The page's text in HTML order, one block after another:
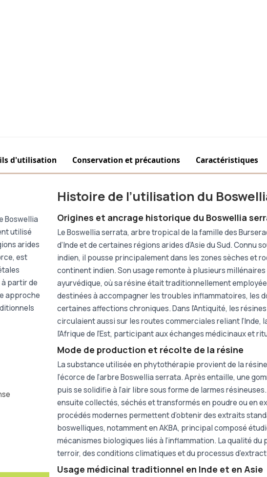
d'utilisation Conservation et précautions Caractéristiques
Boswellia
utilisé
arides
est
partir de
approche
Histoire de l’utilisation du
Origines et ancrage historique du Boswellia
Le Boswellia serrata, arbre tropical de la famille des
d’Inde et de certaines régions arides d’Asie du Sud. Connu
indien, il pousse principalement dans les zones sèches et
continent indien. Son usage remonte à plusieurs
ayurvédique, où sa résine était traditionnellement
destinées à accompagner les troubles inflammatoires, les
certaines affections chroniques. Dans l’Antiquité, les
circulaient aussi sur les routes commerciales reliant l’Inde,
l’Afrique de l’Est, participant aux échanges médicinaux et
Mode de production et récolte de la résine
La substance utilisée en phytothérapie provient de la
l’écorce de l’arbre Boswellia serrata. Après entaille, une
puis se solidifie à l’air libre sous forme de larmes
ensuite collectés, séchés et transformés en poudre ou en
procédés modernes permettent d’obtenir des extraits
boswelliques, notamment en AKBA, principal composé
mécanismes biologiques liés à l’inflammation. La qualité du
terroir, des conditions climatiques et du processus
Usage médicinal traditionnel en Inde et en Asie